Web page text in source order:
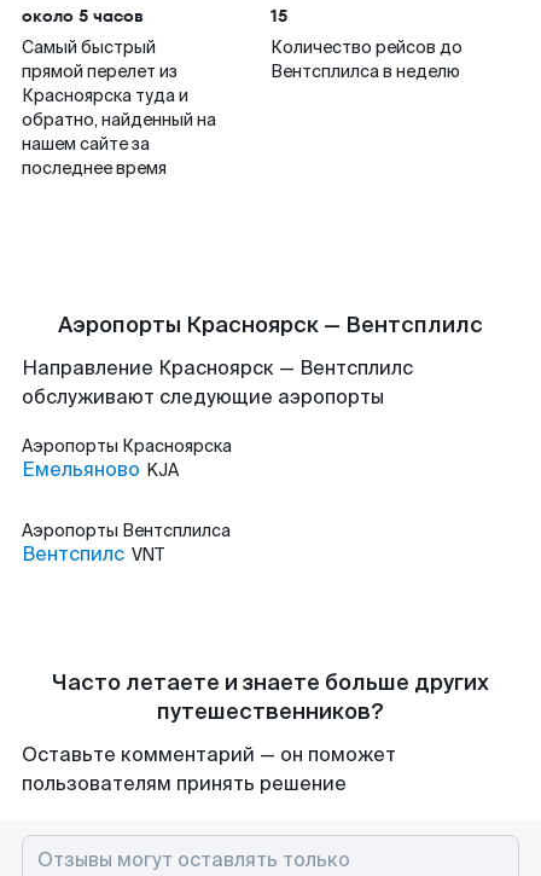
около 5 часов
Самый быстрый
прямой перелет из
Красноярска туда и
обратно, найденный на
нашем сайте за
последнее время
15
Количество рейсов до
Вентсплилса в неделю
Аэропорты Красноярск — Вентсплилс
Направление Красноярск — Вентсплилс
обслуживают следующие аэропорты
Аэропорты Красноярска
Емельяново KJA
Аэропорты Вентсплилса
Вентспилс VNT
Часто летаете и знаете больше других
путешественников?
Оставьте комментарий — он поможет
пользователям принять решение